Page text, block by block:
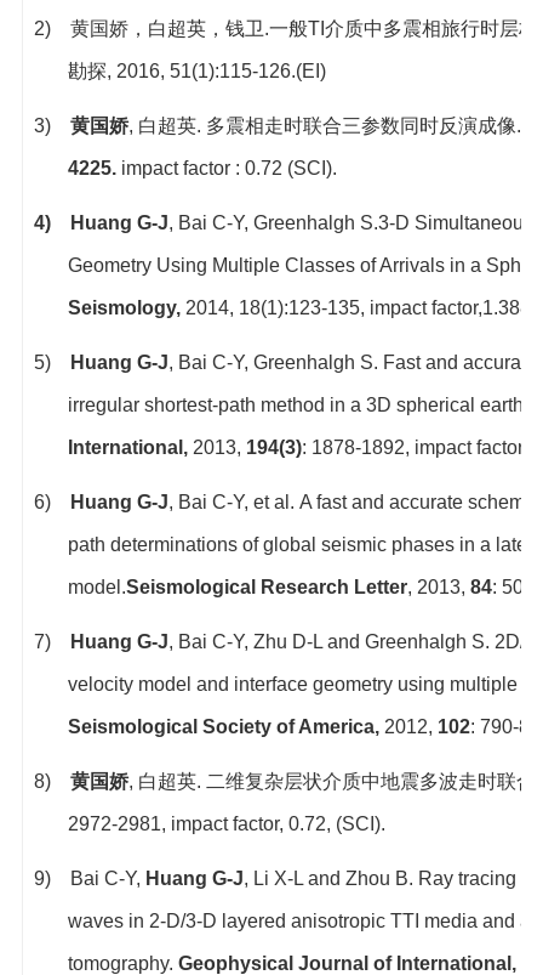
2) 黄国娇，白超英，钱卫.一般TI 介质中多震相旅行时层
勘探, 2016, 51(1):115-126.(EI)
3) 黄国娇, 白超英. 多震相走时联合三参数同时反演成像.
4225.impact factor : 0.72 (SCI).
4) Huang G-J, Bai C-Y, Greenhalgh S.3-D Simultaneous
Geometry Using Multiple Classes of Arrivals in a
Seismology,2014, 18(1):123-135, impact
5) Huang G-J, Bai C-Y, Greenhalgh S. Fast and
irregular shortest-path method in a 3D spherical earth
International ,2013, 194(3): 1878-1892, impact factor,
6) Huang G-J, Bai C-Y, et al. A fast and accurate
path determinations of global seismic phases in a
model.Seismological Research Letter, 2013, 84:
7) Huang G-J, Bai C-Y, Zhu D-L and Greenhalgh S. 2D/
velocity model and interface geometry using multiple
Seismological Society of America, 2012, 102: 790-
8) 黄国娇, 白超英. 二维复杂层状介质中地震多波走时联合
2972-2981, impact factor, 0.72, (SCI).
9) Bai C-Y, Huang G-J, Li X-L and Zhou B. Ray tracing
waves in 2-D/3-D layered anisotropic TTI media and
tomography. Geophysical Journal of International ,